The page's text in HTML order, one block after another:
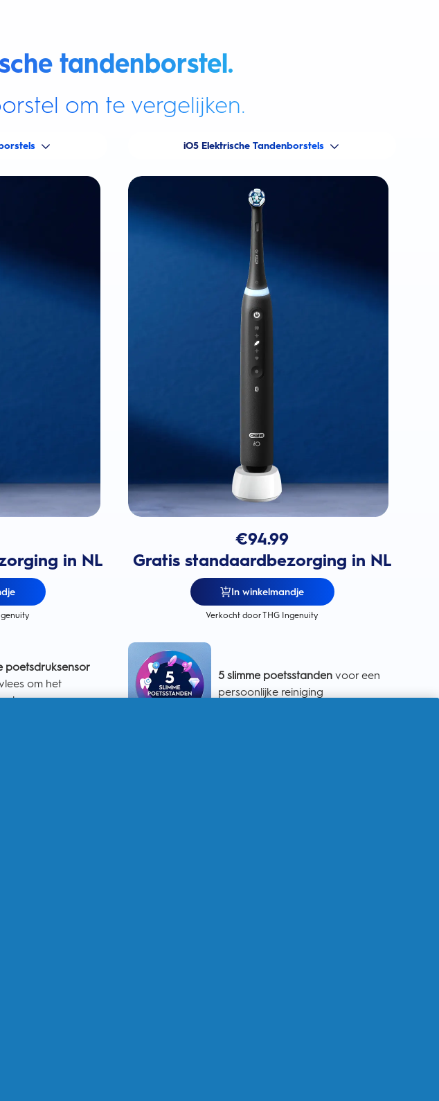
tandenborstel.
om te vergelijken.
in NL
iO5 Elektrische Tandenborstels
€94.99
Gratis standaardbezorging in NL
In winkelmandje
Verkocht door THG Ingenuity
poetsdruksensor
om het
5 slimme poetsstanden voor een
persoonlijke reiniging